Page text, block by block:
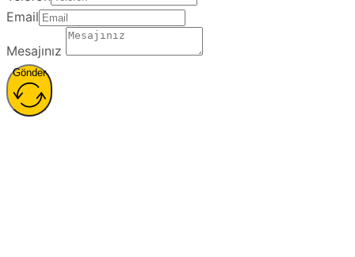
Email
Mesajınız
Gönder